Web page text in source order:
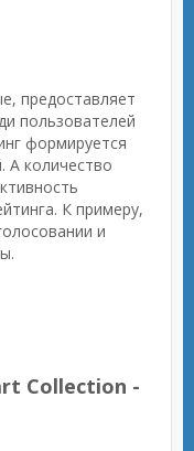
предоставляет
пользователей
формируется
А количество
К примеру,
и
Collection -